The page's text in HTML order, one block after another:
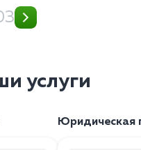
услуги
Юридическая